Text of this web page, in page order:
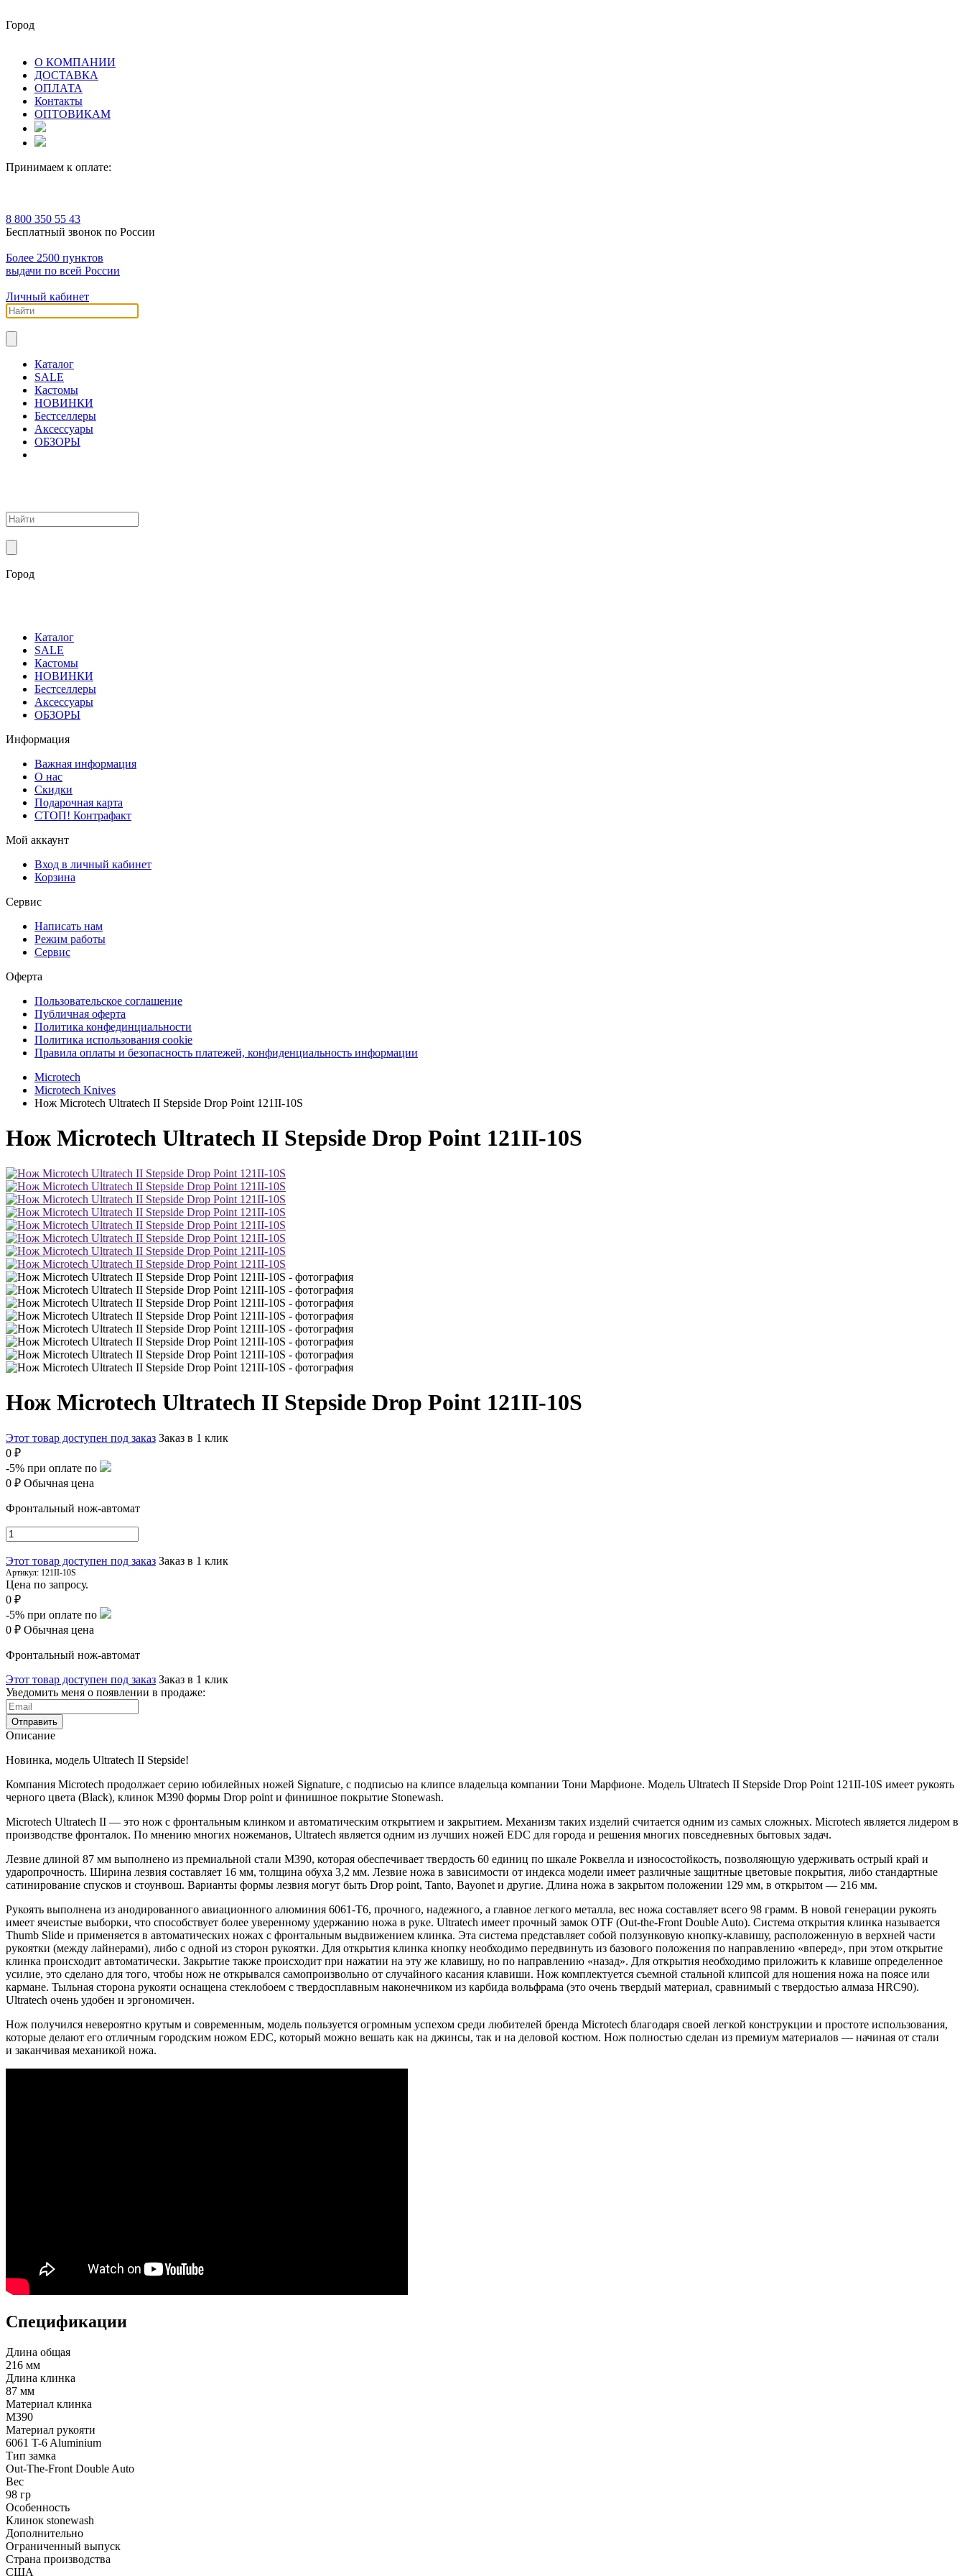
Город
О КОМПАНИИ
ДОСТАВКА
ОПЛАТА
Контакты
ОПТОВИКАМ
Принимаем к оплате:
8 800 350 55 43
Бесплатный звонок по России
Более 2500 пунктов
выдачи по всей России
Личный кабинет
Каталог
SALE
Кастомы
НОВИНКИ
Бестселлеры
Аксессуары
ОБЗОРЫ
Город
Каталог
SALE
Кастомы
НОВИНКИ
Бестселлеры
Аксессуары
ОБЗОРЫ
Информация
Важная информация
О нас
Скидки
Подарочная карта
СТОП! Контрафакт
Мой аккаунт
Вход в личный кабинет
Корзина
Сервис
Написать нам
Режим работы
Сервис
Оферта
Пользовательское соглашение
Публичная оферта
Политика конфединциальности
Политика использования cookie
Правила оплаты и безопасность платежей, конфиденциальность информации
Microtech
Microtech Knives
Нож Microtech Ultratech II Stepside Drop Point 121II-10S
Нож Microtech Ultratech II Stepside Drop Point 121II-10S
Нож Microtech Ultratech II Stepside Drop Point 121II-10S
Этот товар доступен под заказ Заказ в 1 клик
0 ₽
-5% при оплате по
0 ₽ Обычная цена
Фронтальный нож-автомат
Этот товар доступен под заказ Заказ в 1 клик
Артикул: 121II-10S
Цена по запросу.
0 ₽
-5% при оплате по
0 ₽ Обычная цена
Фронтальный нож-автомат
Этот товар доступен под заказ Заказ в 1 клик
Уведомить меня о появлении в продаже:
Отправить
Описание
Новинка, модель Ultratech II Stepside!
Компания Microtech продолжает серию юбилейных ножей Signature, с подписью на клипсе владельца компании Тони Марфионе. Модель Ultratech II Stepside Drop Point 121II-10S имеет рукоять
черного цвета (Black), клинок M390 формы Drop point и финишное покрытие Stonewash.
Microtech Ultratech II — это нож с фронтальным клинком и автоматическим открытием и закрытием. Механизм таких изделий считается одним из самых сложных. Microtech является лидером в
производстве фронталок. По мнению многих ножеманов, Ultratech является одним из лучших ножей EDC для города и решения многих повседневных бытовых задач.
Лезвие длиной 87 мм выполнено из премиальной стали M390, которая обеспечивает твердость 60 единиц по шкале Роквелла и износостойкость, позволяющую удерживать острый край и
ударопрочность. Ширина лезвия составляет 16 мм, толщина обуха 3,2 мм. Лезвие ножа в зависимости от индекса модели имеет различные защитные цветовые покрытия, либо стандартные
сатинирование спусков и стоунвош. Варианты формы лезвия могут быть Drop point, Tanto, Bayonet и другие. Длина ножа в закрытом положении 129 мм, в открытом — 216 мм.
Рукоять выполнена из анодированного авиационного алюминия 6061-T6, прочного, надежного, а главное легкого металла, вес ножа составляет всего 98 грамм. В новой генерации рукоять
имеет ячеистые выборки, что способствует более уверенному удержанию ножа в руке. Ultratech имеет прочный замок OTF (Out-the-Front Double Auto). Система открытия клинка называется
Thumb Slide и применяется в автоматических ножах с фронтальным выдвижением клинка. Эта система представляет собой ползунковую кнопку-клавишу, расположенную в верхней части
рукоятки (между лайнерами), либо с одной из сторон рукоятки. Для открытия клинка кнопку необходимо передвинуть из базового положения по направлению «вперед», при этом открытие
клинка происходит автоматически. Закрытие также происходит при нажатии на эту же клавишу, но по направлению «назад». Для открытия необходимо приложить к клавише определенное
усилие, это сделано для того, чтобы нож не открывался самопроизвольно от случайного касания клавиши. Нож комплектуется съемной стальной клипсой для ношения ножа на поясе или
кармане. Тыльная сторона рукояти оснащена стеклобоем с твердосплавным наконечником из карбида вольфрама (это очень твердый материал, сравнимый с твердостью алмаза HRC90).
Ultratech очень удобен и эргономичен.
Нож получился невероятно крутым и современным, модель пользуется огромным успехом среди любителей бренда Microtech благодаря своей легкой конструкции и простоте использования,
которые делают его отличным городским ножом EDC, который можно вешать как на джинсы, так и на деловой костюм. Нож полностью сделан из премиум материалов — начиная от стали
и заканчивая механикой ножа.
Спецификации
Длина общая
216 мм
Длина клинка
87 мм
Материал клинка
M390
Материал рукояти
6061 T-6 Aluminium
Тип замка
Out-The-Front Double Auto
Вес
98 гр
Особенность
Клинок stonewash
Дополнительно
Ограниченный выпуск
Страна производства
США